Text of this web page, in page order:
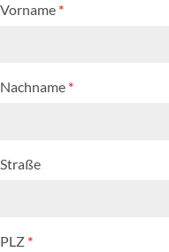
Vorname *
Nachname *
Straße
PLZ *